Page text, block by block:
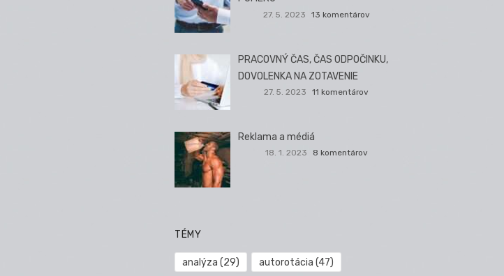
27. 5. 2023 13 komentárov
PRACOVNÝ ČAS, ČAS ODPOČINKU,
DOVOLENKA NA ZOTAVENIE
27. 5. 2023 11 komentárov
Reklama a médiá
18. 1. 2023 8 komentárov
TÉMY
analýza (29) autorotácia (47)